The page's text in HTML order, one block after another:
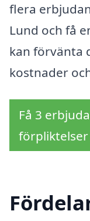
flera
Lund och få
kan förvänta
kostnader
Få 3
förpliktelser